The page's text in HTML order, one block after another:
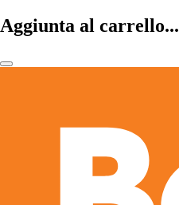
Aggiunta al carrello...